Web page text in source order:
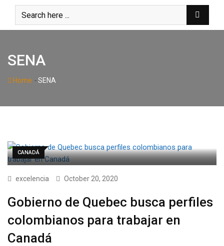
content
SENA
Home -SENA
CANADÁ
excelencia October 20, 2020
Gobierno de Quebec busca perfiles
colombianos para trabajar en
Canadá